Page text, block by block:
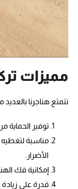
مميزات
تتمتع هناجرنا
توفير الحماية
مناسبة لتغطيه
الأضرار.
إمكانية فك
قدرة على